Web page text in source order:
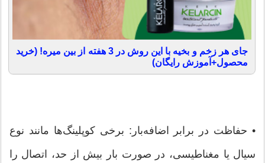
جای هر زخم و بخیه با این روش در 3 هفته از بین میره! (خرید
محصول+آموزش رایگان)
• حفاظت در برابر اضافه‌بار: برخی کوپلینگ‌ها مانند نوع
سیال یا مغناطیسی، در صورت بار بیش از حد، اتصال را